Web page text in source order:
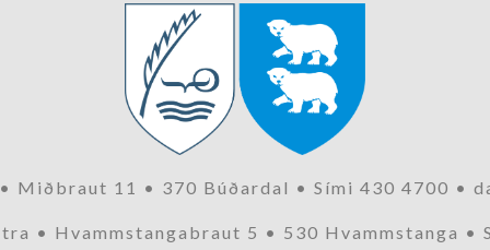
Miðbraut 11 • 370 Búðardal • Sími 430 4700 •
• Hvammstangabraut 5 • 530 Hvammstanga •